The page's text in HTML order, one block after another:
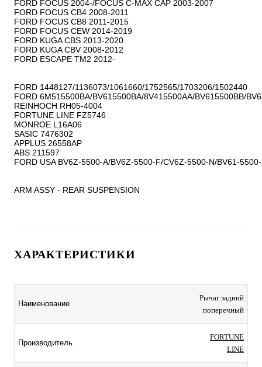
FORD FOCUS 2004-/FOCUS C-MAX CAP 2003-2007
FORD FOCUS CB4 2008-2011
FORD FOCUS CB8 2011-2015
FORD FOCUS CEW 2014-2019
FORD KUGA CBS 2013-2020
FORD KUGA CBV 2008-2012
FORD ESCAPE TM2 2012-
FORD 1448127/1136073/1061660/1752565/1703206/1502440
FORD 6M515500BA/BV615500BA/8V415500AA/BV615500BB/
REINHOCH RH05-4004
FORTUNE LINE FZ5746
MONROE L16A06
SASIC 7476302
APPLUS 26558AP
ABS 211597
FORD USA BV6Z-5500-A/BV6Z-5500-F/CV6Z-5500-N/BV61-
ARM ASSY - REAR SUSPENSION
ХАРАКТЕРИСТИКИ
Наименование
Рычаг задний
поперечный
Производитель
FORTUNE
LINE